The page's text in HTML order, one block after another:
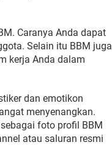
Caranya Anda dapat
Selain itu BBM juga
kerja Anda dalam
dan emotikon
menyenangkan.
foto profil BBM
atau saluran resmi